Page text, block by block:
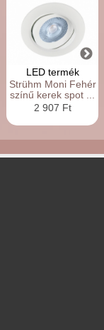
LED termék
Strühm Moni Fehér
színű kerek spot ...
2 907 Ft